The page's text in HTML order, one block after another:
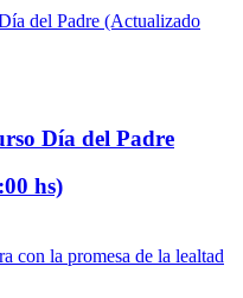
Día del Padre
hs)